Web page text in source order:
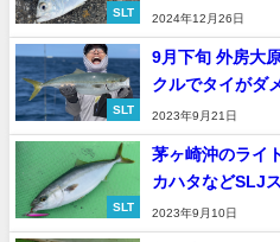
SLT
2024年12月26日
SLT
9月下旬 外房大
クルでタイがダ
2023年9月21日
SLT
茅ヶ崎沖のライ
カハタなどSLJ
2023年9月10日